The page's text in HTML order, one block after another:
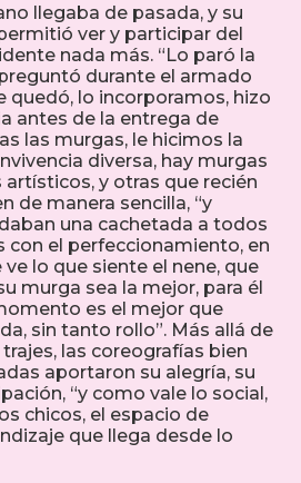
llegaba de pasada, y su
ver y participar del
nada más. “Lo paró la
durante el armado
quedó, lo incorporamos, hizo
antes de la entrega de
las murgas, le hicimos la
diversa, hay murgas
y otras que recién
de manera sencilla, “y
una cachetada a todos
con el perfeccionamiento, en
lo que siente el nene, que
murga sea la mejor, para él
es el mejor que
sin tanto rollo”. Más allá de
las coreografías bien
aportaron su alegría, su
“y como vale lo social,
chicos, el espacio de
que llega desde lo